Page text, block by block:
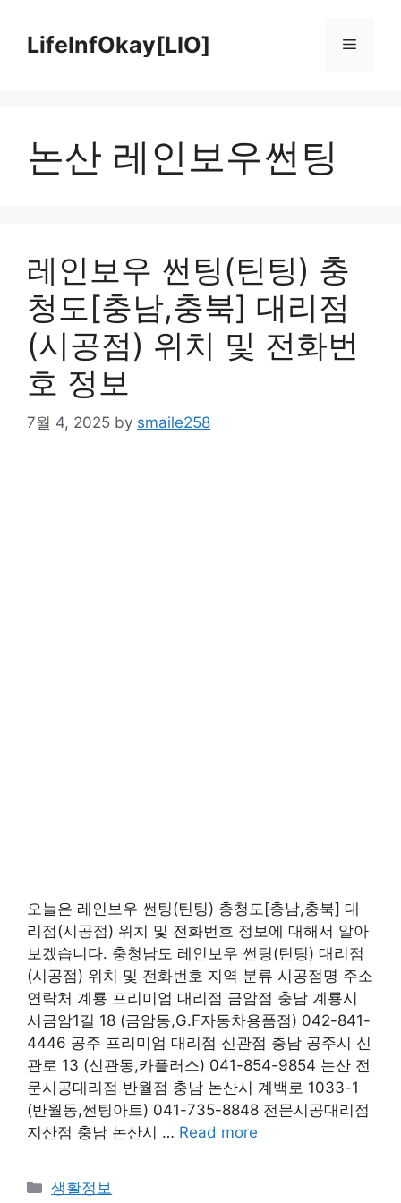
contentLifeInfOkay[LIO] Menu
논산 레인보우썬팅
레인보우 썬팅(틴팅) 충
청도[충남,충북] 대리점
(시공점) 위치 및 전화번
호 정보
7월 4, 2025 by smaile258
오늘은 레인보우 썬팅(틴팅) 충청도[충남,충북] 대
리점(시공점) 위치 및 전화번호 정보에 대해서 알아
보겠습니다. 충청남도 레인보우 썬팅(틴팅) 대리점
(시공점) 위치 및 전화번호 지역 분류 시공점명 주소
연락처 계룡 프리미엄 대리점 금암점 충남 계룡시
서금암1길 18 (금암동,G.F자동차용품점) 042-841-
4446 공주 프리미엄 대리점 신관점 충남 공주시 신
관로 13 (신관동,카플러스) 041-854-9854 논산 전
문시공대리점 반월점 충남 논산시 계백로 1033-1
(반월동,썬팅아트) 041-735-8848 전문시공대리점
지산점 충남 논산시 … Read more
Categories
생활정보